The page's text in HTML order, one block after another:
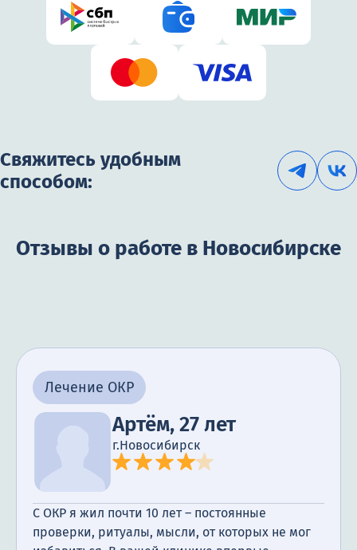
Свяжитесь удобным
способом:
Отзывы о работе в Новосибирске
Лечение ОКР
Артём, 27 лет
г.Новосибирск
С ОКР я жил почти 10 лет – постоянные
проверки, ритуалы, мысли, от которых не мог